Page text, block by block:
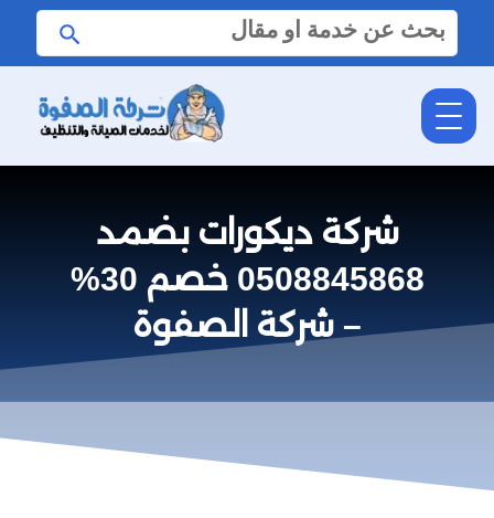
البحث
عن:
شركة ديكورات بضمد
0508845868 خصم 30%
– شركة الصفوة